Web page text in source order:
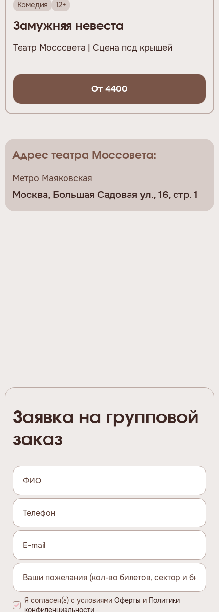
Комедия 12+
Замужняя невеста
Театр Моссовета | Сцена под крышей
От 4400
Адрес театра Моссовета:
Метро Маяковская
Москва, Большая Садовая ул., 16, стр. 1
Заявка на групповой
заказ
Я согласен(а) с условиями Оферты и Политики
конфиденциальности